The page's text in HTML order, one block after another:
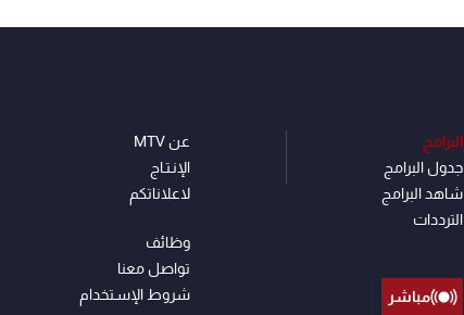
البرامج
جدول البرامج
شاهد البرامج
الترددات
مباشر
عن MTV
الإنـتـاج
لاعلاناتكم
وظائف
تواصل معنا
شروط الإسـتخدام